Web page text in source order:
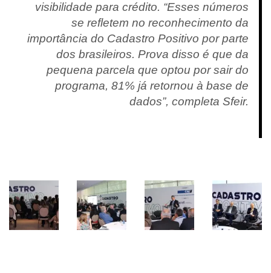
visibilidade para crédito. “Esses números
se refletem no reconhecimento da
importância do Cadastro Positivo por parte
dos brasileiros. Prova disso é que da
pequena parcela que optou por sair do
programa, 81% já retornou à base de
dados”, completa Sfeir.